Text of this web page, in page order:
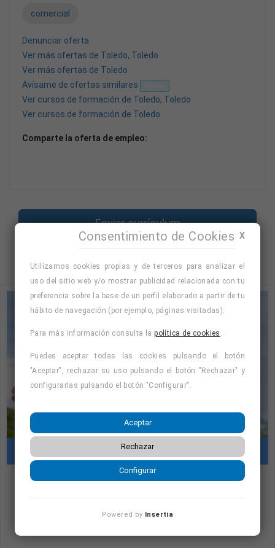
comercial
Denunciar oferta
Ver más ofertas de Toledo, Toledo
Ver más ofertas de Toledo
Avísame de ofertas similares
Ver cursos de formación de Toledo, Toledo
Ver cursos de formación de Toledo
Comparte la oferta de empleo:
Enviar currículum
Cursos con prácticas en empresas
"Cursos con prácticas en empresas:
consulta la oferta formativa disponible.
X
Consentimiento de Cookies
Utilizamos cookies propias y de terceros para analizar el
uso del sitio web y/o mostrar publicidad relacionada con tu
preferencia sobre la base de un perfil elaborado a partir de tu
hábito de navegación (por ejemplo, páginas visitadas).
Para más información consulta lapolítica de cookies .
Puedes aceptar todas las cookies pulsando el botón
"Aceptar", rechazar su uso pulsando el botón "Rechazar" y
configurarlas pulsando el botón "Configurar".
Aceptar
Rechazar
Configurar
Powered by Insertia